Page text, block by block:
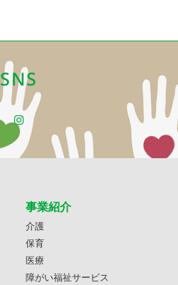
SNS
事業紹介
介護
保育
医療
障がい福祉サービス